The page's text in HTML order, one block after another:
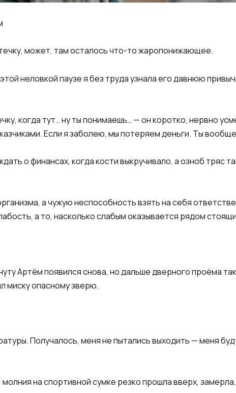
может, там осталось что-то жаропонижающее.
неловкой паузе я без труда узнала его давнюю
когда тут… ну ты понимаешь… — он коротко, нервно
Если я заболею, мы потеряем деньги. Ты
о финансах, когда кости выкручивало, а озноб тряс
а чужую неспособность взять на себя
а то, насколько слабым оказывается рядом
Артём появился снова, но дальше дверного проёма
миску опасному зверю.
Получалось, меня не пытались выходить — меня
на спортивной сумке резко прошла вверх,